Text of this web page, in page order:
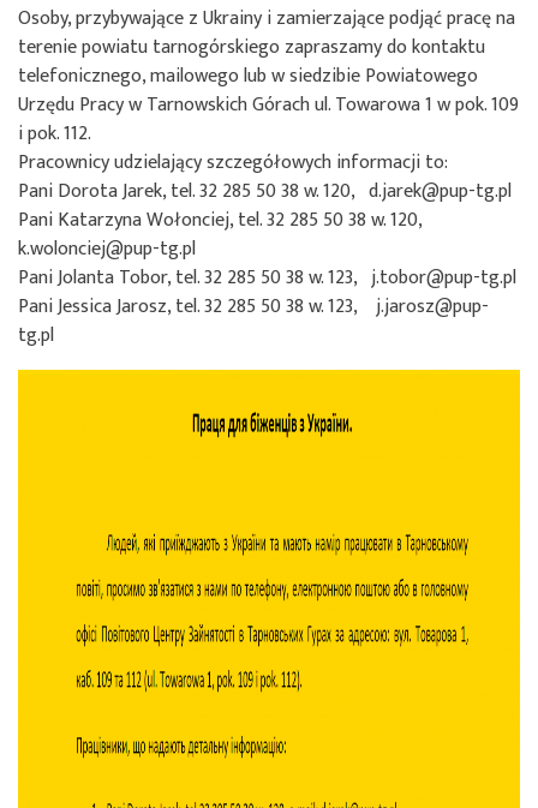
Osoby, przybywające z Ukrainy i zamierzające podjąć pracę na
terenie powiatu tarnogórskiego zapraszamy do kontaktu
telefonicznego, mailowego lub w siedzibie Powiatowego
Urzędu Pracy w Tarnowskich Górach ul. Towarowa 1 w pok. 109
i pok. 112.
Pracownicy udzielający szczegółowych informacji to:
Pani Dorota Jarek, tel. 32 285 50 38 w. 120, d.jarek@pup-tg.pl
Pani Katarzyna Wołonciej, tel. 32 285 50 38 w. 120,
k.wolonciej@pup-tg.pl
Pani Jolanta Tobor, tel. 32 285 50 38 w. 123, j.tobor@pup-tg.pl
Pani Jessica Jarosz, tel. 32 285 50 38 w. 123, j.jarosz@pup-
tg.pl